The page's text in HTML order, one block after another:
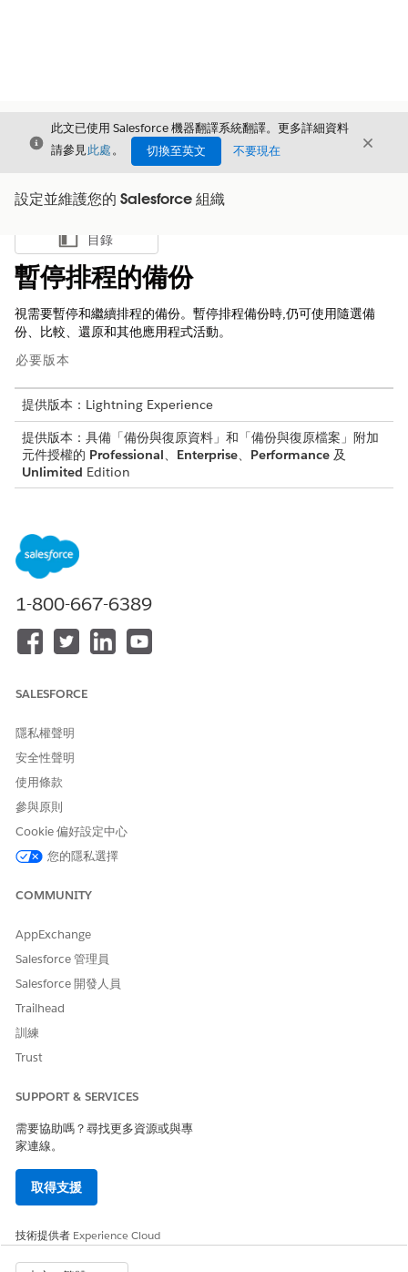
結束
此文已使用 Salesforce 機器翻譯系統翻譯。更多詳細資料
請參見此處。 切換至英文 不要現在 結束
設定並維護您的 Salesforce 組織
顯示目錄
目錄
暫停排程的備份
視需要暫停和繼續排程的備份。暫停排程備份時,仍可使用隨選備
份、比較、還原和其他應用程式活動。
必要版本
提供版本：Lightning Experience
提供版本：具備「備份與復原資料」和「備份與復原檔案」附加
元件授權的 Professional、 Enterprise、 Performance 及
Unlimited Edition
暫停排程的備份:
引標籤。
將「排程的備份」設定為「
切換回「啟用中
1-800-667-6389
SALESFORCE
隱私權聲明
安全性聲明
使用條款
參與原則
Cookie 偏好設定中心
您的隱私選擇
COMMUNITY
AppExchange
Salesforce 管理員
Salesforce 開發人員
Trailhead
訓練
Trust
SUPPORT & SERVICES
需要協助嗎？尋找更多資源或與專
家連線。
取得支援
技術提供者 Experience Cloud